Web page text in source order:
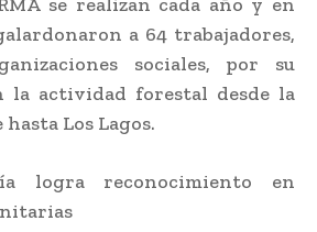
a 64 trabajadores,
sociales, por su
la actividad forestal desde la
Los Lagos.
logra reconocimiento en